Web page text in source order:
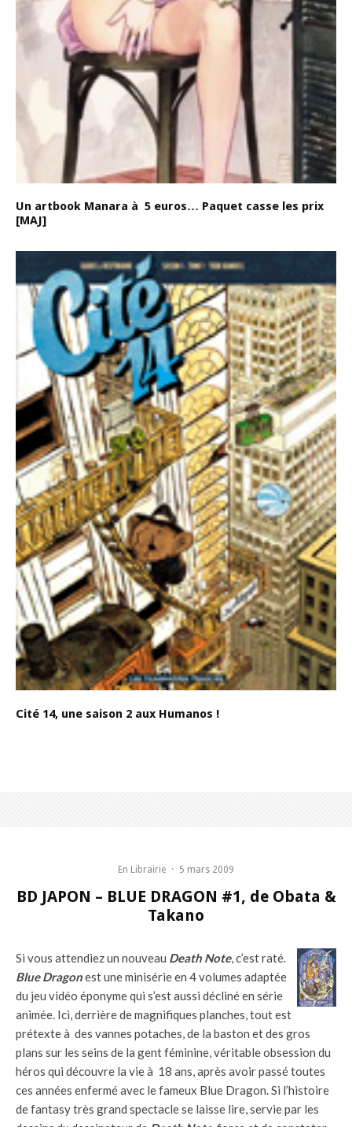
Un artbook Manara à 5 euros… Paquet casse les prix
[MAJ]
Cité 14, une saison 2 aux Humanos !
En Librairie · 5 mars 2009
BD JAPON – BLUE DRAGON #1, de Obata &
Takano
Si vous attendiez un nouveau Death Note, c’est raté.
Blue Dragonest une minisérie en 4 volumes adaptée
du jeu vidéo éponyme qui s’est aussi décliné en série
animée. Ici, derrière de magnifiques planches, tout est
prétexte à des vannes potaches, de la baston et des gros
plans sur les seins de la gent féminine, véritable obsession du
héros qui découvre la vie à 18 ans, après avoir passé toutes
ces années enfermé avec le fameux Blue Dragon. Si l’histoire
de fantasy très grand spectacle se laisse lire, servie par les